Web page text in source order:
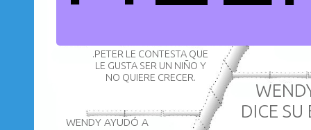
.PETER LE CONTESTA QUE
LE GUSTA SER UN NIÑO Y
NO QUIERE CRECER.
DICE SU
WENDY AYUDÓ A